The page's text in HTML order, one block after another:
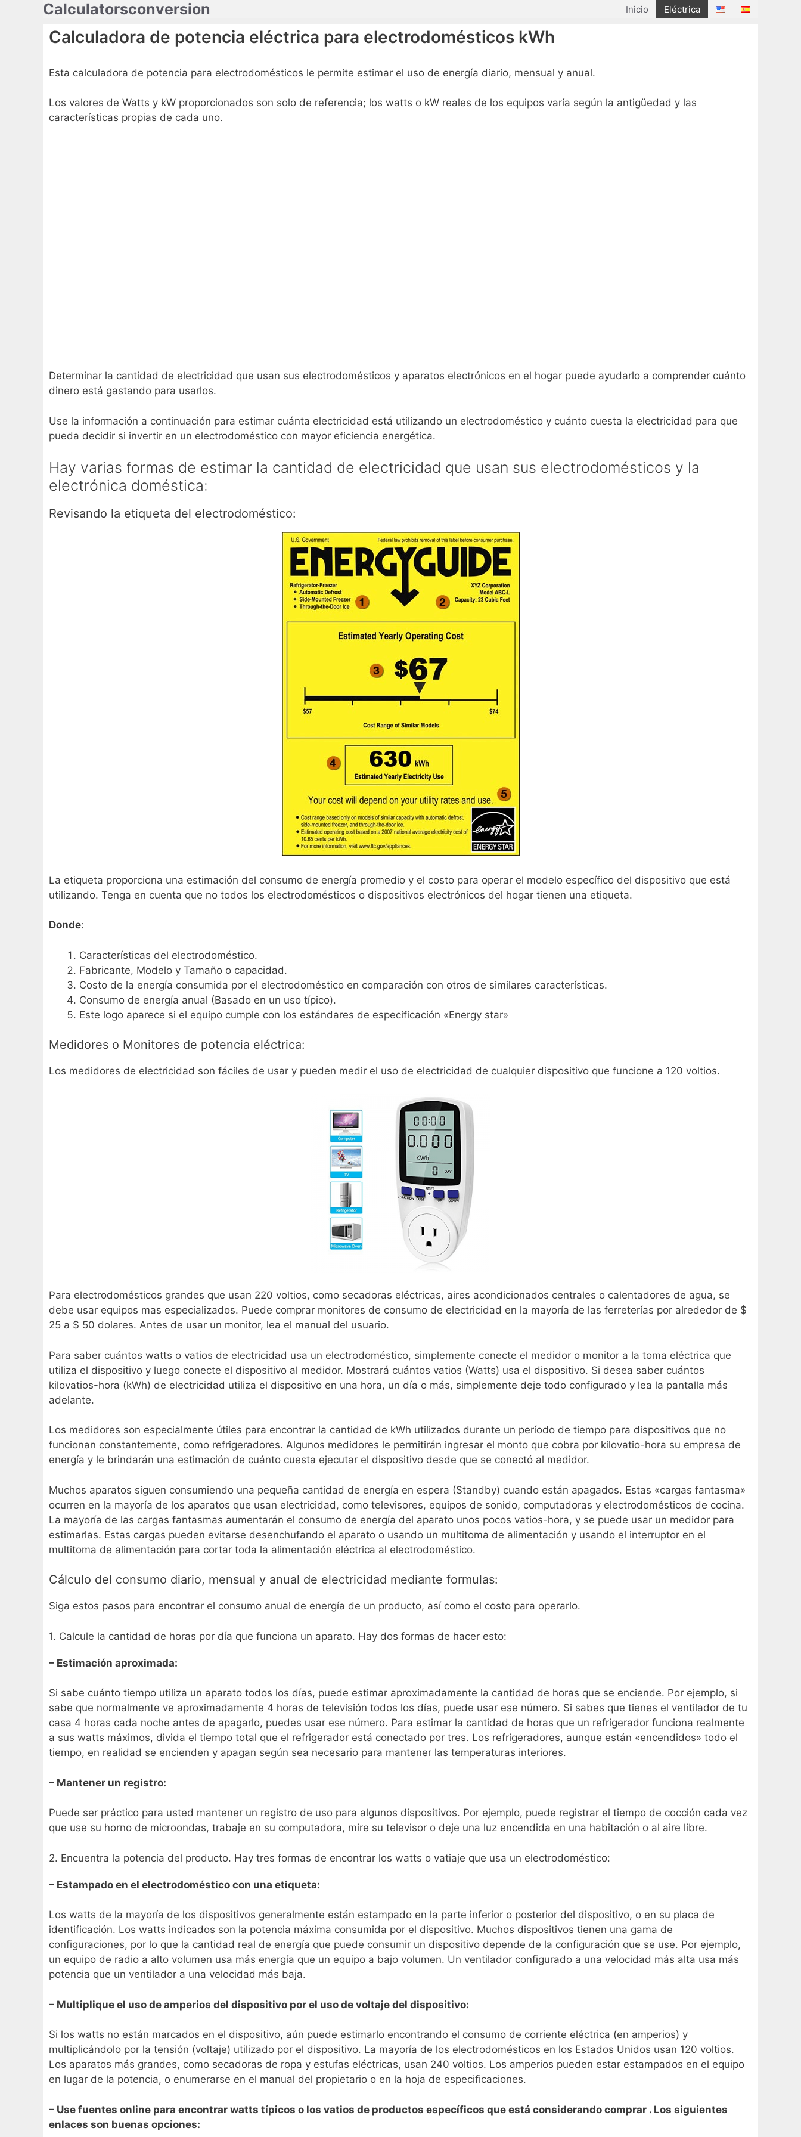
Calculatorsconversion Inicio Eléctrica
Calculadora de potencia eléctrica para electrodomésticos kWh
Esta calculadora de potencia para electrodomésticos le permite estimar el uso de energía diario, mensual y anual.
Los valores de Watts y kW proporcionados son solo de referencia; los watts o kW reales de los equipos varía según la antigüedad y las
características propias de cada uno.
Determinar la cantidad de electricidad que usan sus electrodomésticos y aparatos electrónicos en el hogar puede ayudarlo a comprender cuánto
dinero está gastando para usarlos.
Use la información a continuación para estimar cuánta electricidad está utilizando un electrodoméstico y cuánto cuesta la electricidad para que
pueda decidir si invertir en un electrodoméstico con mayor eficiencia energética.
Hay varias formas de estimar la cantidad de electricidad que usan sus electrodomésticos y la
electrónica doméstica:
Revisando la etiqueta del electrodoméstico:
La etiqueta proporciona una estimación del consumo de energía promedio y el costo para operar el modelo específico del dispositivo que está
utilizando. Tenga en cuenta que no todos los electrodomésticos o dispositivos electrónicos del hogar tienen una etiqueta.
Donde:
Características del electrodoméstico.
Fabricante, Modelo y Tamaño o capacidad.
Costo de la energía consumida por el electrodoméstico en comparación con otros de similares características.
Consumo de energía anual (Basado en un uso típico).
Este logo aparece si el equipo cumple con los estándares de especificación «Energy star»
Medidores o Monitores de potencia eléctrica:
Los medidores de electricidad son fáciles de usar y pueden medir el uso de electricidad de cualquier dispositivo que funcione a 120 voltios.
Para electrodomésticos grandes que usan 220 voltios, como secadoras eléctricas, aires acondicionados centrales o calentadores de agua, se
debe usar equipos mas especializados. Puede comprar monitores de consumo de electricidad en la mayoría de las ferreterías por alrededor de $
25 a $ 50 dolares. Antes de usar un monitor, lea el manual del usuario.
Para saber cuántos watts o vatios de electricidad usa un electrodoméstico, simplemente conecte el medidor o monitor a la toma eléctrica que
utiliza el dispositivo y luego conecte el dispositivo al medidor. Mostrará cuántos vatios (Watts) usa el dispositivo. Si desea saber cuántos
kilovatios-hora (kWh) de electricidad utiliza el dispositivo en una hora, un día o más, simplemente deje todo configurado y lea la pantalla más
adelante.
Los medidores son especialmente útiles para encontrar la cantidad de kWh utilizados durante un período de tiempo para dispositivos que no
funcionan constantemente, como refrigeradores. Algunos medidores le permitirán ingresar el monto que cobra por kilovatio-hora su empresa de
energía y le brindarán una estimación de cuánto cuesta ejecutar el dispositivo desde que se conectó al medidor.
Muchos aparatos siguen consumiendo una pequeña cantidad de energía en espera (Standby) cuando están apagados. Estas «cargas fantasma»
ocurren en la mayoría de los aparatos que usan electricidad, como televisores, equipos de sonido, computadoras y electrodomésticos de cocina.
La mayoría de las cargas fantasmas aumentarán el consumo de energía del aparato unos pocos vatios-hora, y se puede usar un medidor para
estimarlas. Estas cargas pueden evitarse desenchufando el aparato o usando un multitoma de alimentación y usando el interruptor en el
multitoma de alimentación para cortar toda la alimentación eléctrica al electrodoméstico.
Cálculo del consumo diario, mensual y anual de electricidad mediante formulas:
Siga estos pasos para encontrar el consumo anual de energía de un producto, así como el costo para operarlo.
1. Calcule la cantidad de horas por día que funciona un aparato. Hay dos formas de hacer esto:
– Estimación aproximada:
Si sabe cuánto tiempo utiliza un aparato todos los días, puede estimar aproximadamente la cantidad de horas que se enciende. Por ejemplo, si
sabe que normalmente ve aproximadamente 4 horas de televisión todos los días, puede usar ese número. Si sabes que tienes el ventilador de tu
casa 4 horas cada noche antes de apagarlo, puedes usar ese número. Para estimar la cantidad de horas que un refrigerador funciona realmente
a sus watts máximos, divida el tiempo total que el refrigerador está conectado por tres. Los refrigeradores, aunque están «encendidos» todo el
tiempo, en realidad se encienden y apagan según sea necesario para mantener las temperaturas interiores.
– Mantener un registro:
Puede ser práctico para usted mantener un registro de uso para algunos dispositivos. Por ejemplo, puede registrar el tiempo de cocción cada vez
que use su horno de microondas, trabaje en su computadora, mire su televisor o deje una luz encendida en una habitación o al aire libre.
2. Encuentra la potencia del producto. Hay tres formas de encontrar los watts o vatiaje que usa un electrodoméstico:
– Estampado en el electrodoméstico con una etiqueta:
Los watts de la mayoría de los dispositivos generalmente están estampado en la parte inferior o posterior del dispositivo, o en su placa de
identificación. Los watts indicados son la potencia máxima consumida por el dispositivo. Muchos dispositivos tienen una gama de
configuraciones, por lo que la cantidad real de energía que puede consumir un dispositivo depende de la configuración que se use. Por ejemplo,
un equipo de radio a alto volumen usa más energía que un equipo a bajo volumen. Un ventilador configurado a una velocidad más alta usa más
potencia que un ventilador a una velocidad más baja.
– Multiplique el uso de amperios del dispositivo por el uso de voltaje del dispositivo:
Si los watts no están marcados en el dispositivo, aún puede estimarlo encontrando el consumo de corriente eléctrica (en amperios) y
multiplicándolo por la tensión (voltaje) utilizado por el dispositivo. La mayoría de los electrodomésticos en los Estados Unidos usan 120 voltios.
Los aparatos más grandes, como secadoras de ropa y estufas eléctricas, usan 240 voltios. Los amperios pueden estar estampados en el equipo
en lugar de la potencia, o enumerarse en el manual del propietario o en la hoja de especificaciones.
– Use fuentes online para encontrar watts típicos o los vatios de productos específicos que está considerando comprar . Los siguientes
enlaces son buenas opciones: